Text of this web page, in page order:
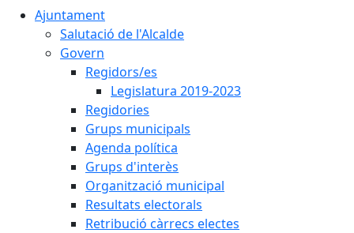
Ajuntament
Salutació de l'Alcalde
Govern
Regidors/es
Legislatura 2019-2023
Regidories
Grups municipals
Agenda política
Grups d'interès
Organització municipal
Resultats electorals
Retribució càrrecs electes